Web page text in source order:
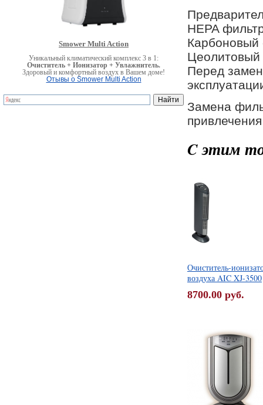
Smower Multi Action
Уникальный климатический комплекс 3 в 1:
Очиститель + Ионизатор + Увлажнитель.
Здоровый и комфортный воздух в Вашем доме!
Отывы о Smower Multi Action
HEPA
Карбоновый
Цеолитовый
Перед
Замена
C этим
Очиститель-
воздуха AIC XJ-3500
8700.00 руб.